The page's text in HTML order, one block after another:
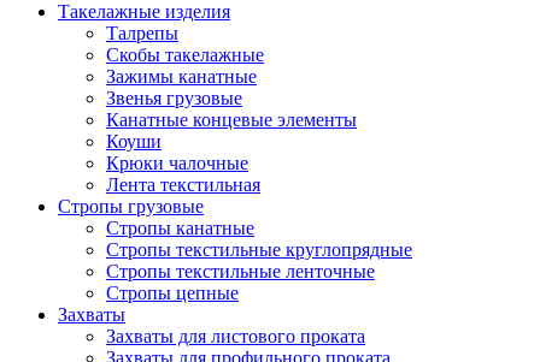
Такелажные изделия
Талрепы
Скобы такелажные
Зажимы канатные
Звенья грузовые
Канатные концевые элементы
Коуши
Крюки чалочные
Лента текстильная
Стропы грузовые
Стропы канатные
Стропы текстильные круглопрядные
Стропы текстильные ленточные
Стропы цепные
Захваты
Захваты для листового проката
Захваты для профильного проката